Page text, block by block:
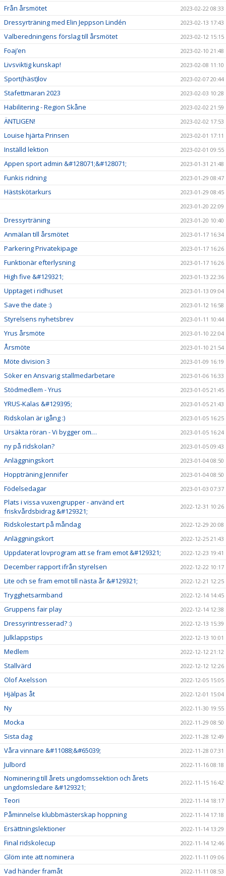
Från årsmötet 2023-02-22 08:33
Dressyrträning med Elin Jeppson Lindén 2023-02-13 17:43
Valberedningens förslag till årsmötet 2023-02-12 15:15
Foaj’en 2023-02-10 21:48
Livsviktig kunskap! 2023-02-08 11:10
Sport(häst)lov 2023-02-07 20:44
Stafettmaran 2023 2023-02-03 10:28
Habilitering - Region Skåne 2023-02-02 21:59
ÄNTLIGEN! 2023-02-02 17:53
Louise hjärta Prinsen 2023-02-01 17:11
Inställd lektion 2023-02-01 09:55
Appen sport admin &#128071;&#128071; 2023-01-31 21:48
Funkis ridning 2023-01-29 08:47
Hästskötarkurs
2023-01-29 08:45
2023-01-20 22:09
Dressyrträning 2023-01-20 10:40
Anmälan till årsmötet 2023-01-17 16:34
Parkering Privatekipage 2023-01-17 16:26
Funktionär efterlysning 2023-01-17 16:26
High five &#129321; 2023-01-13 22:36
Upptaget i ridhuset 2023-01-13 09:04
Save the date :) 2023-01-12 16:58
Styrelsens nyhetsbrev 2023-01-11 10:44
Yrus årsmöte 2023-01-10 22:04
Årsmöte 2023-01-10 21:54
Möte division 3 2023-01-09 16:19
Söker en Ansvarig stallmedarbetare 2023-01-06 16:33
Stödmedlem - Yrus 2023-01-05 21:45
YRUS-Kalas &#129395; 2023-01-05 21:43
Ridskolan är igång :) 2023-01-05 16:25
Ursäkta röran - Vi bygger om… 2023-01-05 16:24
ny på ridskolan? 2023-01-05 09:43
Anläggningskort 2023-01-04 08:50
Hoppträning Jennifer 2023-01-04 08:50
Födelsedagar 2023-01-03 07:37
Plats i vissa vuxengrupper - använd ert
friskvårdsbidrag &#129321;
2022-12-31 10:26
Ridskolestart på måndag 2022-12-29 20:08
Anläggningskort 2022-12-25 21:43
Uppdaterat lovprogram att se fram emot &#129321; 2022-12-23 19:41
December rapport ifrån styrelsen 2022-12-22 10:17
Lite och se fram emot till nästa år &#129321; 2022-12-21 12:25
Trygghetsarmband 2022-12-14 14:45
Gruppens fair play 2022-12-14 12:38
Dressyrintresserad? :) 2022-12-13 15:39
Julklappstips 2022-12-13 10:01
Medlem 2022-12-12 21:12
Stallvärd 2022-12-12 12:26
Olof Axelsson 2022-12-05 15:05
Hjälpas åt 2022-12-01 15:04
Ny 2022-11-30 19:55
Mocka 2022-11-29 08:50
Sista dag 2022-11-28 12:49
Våra vinnare &#11088;&#65039; 2022-11-28 07:31
Julbord 2022-11-16 08:18
Nominering till årets ungdomssektion och årets
ungdomsledare &#129321;
2022-11-15 16:42
Teori 2022-11-14 18:17
Påminnelse klubbmästerskap hoppning 2022-11-14 17:18
Ersättningslektioner 2022-11-14 13:29
Final ridskolecup 2022-11-14 12:46
Glöm inte att nominera 2022-11-11 09:06
Vad händer framåt 2022-11-11 08:53